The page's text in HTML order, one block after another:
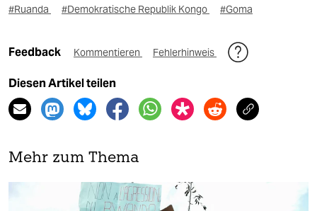
#Ruanda #Demokratische Republik Kongo #Goma
Feedback Kommentieren Fehlerhinweis
Diesen Artikel teilen
Mehr zum Thema